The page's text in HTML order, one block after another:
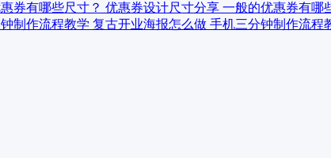
优惠券设计尺寸分享 一般的优惠券有哪
复古开业海报怎么做 手机三分钟制作流程